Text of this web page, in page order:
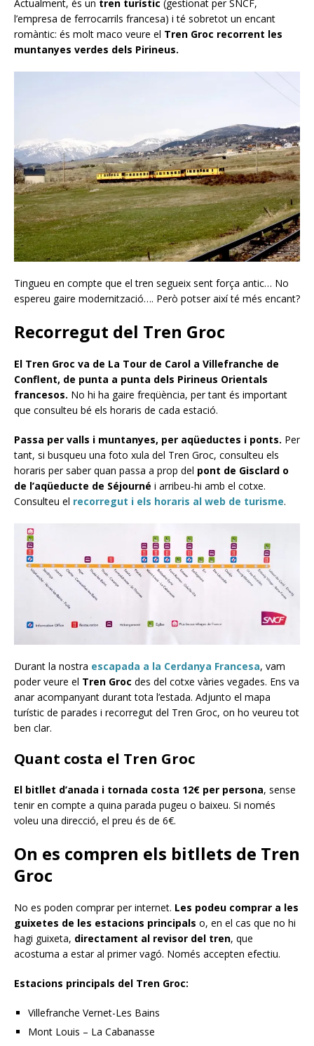
Actualment, és un tren turístic (gestionat per SNCF,
l’empresa de ferrocarrils francesa) i té sobretot un encant
romàntic: és molt maco veure el Tren Groc recorrent les
muntanyes verdes dels Pirineus.
Tingueu en compte que el tren segueix sent força antic… No
espereu gaire modernització…. Però potser així té més encant?
Recorregut del Tren Groc
El Tren Groc va de La Tour de Carol a Villefranche de
Conflent, de punta a punta dels Pirineus Orientals
francesos. No hi ha gaire freqüència, per tant és important
que consulteu bé els horaris de cada estació.
Passa per valls i muntanyes, per aqüeductes i ponts. Per
tant, si busqueu una foto xula del Tren Groc, consulteu els
horaris per saber quan passa a prop del pont de Gisclard o
de l’aqüeducte de Séjourné i arribeu-hi amb el cotxe.
Consulteu el recorregut i els horaris al web de turisme.
Durant la nostra escapada a la Cerdanya Francesa, vam
poder veure el Tren Groc des del cotxe vàries vegades. Ens va
anar acompanyant durant tota l’estada. Adjunto el mapa
turístic de parades i recorregut del Tren Groc, on ho veureu tot
ben clar.
Quant costa el Tren Groc
El bitllet d’anada i tornada costa 12€ per persona, sense
tenir en compte a quina parada pugeu o baixeu. Si només
voleu una direcció, el preu és de 6€.
On es compren els bitllets de Tren
Groc
No es poden comprar per internet. Les podeu comprar a les
guixetes de les estacions principals o, en el cas que no hi
hagi guixeta, directament al revisor del tren, que
acostuma a estar al primer vagó. Només accepten efectiu.
Estacions principals del Tren Groc:
Villefranche Vernet-Les Bains
Mont Louis – La Cabanasse